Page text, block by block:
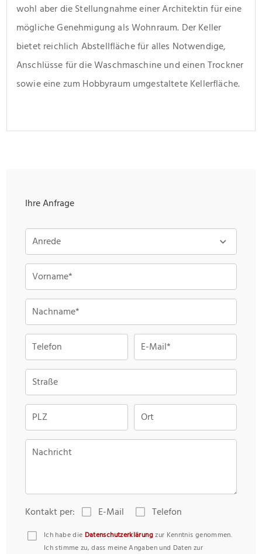
wohl aber die Stellungnahme einer Architektin für eine
mögliche Genehmigung als Wohnraum. Der Keller
bietet reichlich Abstellfläche für alles Notwendige,
Anschlüsse für die Waschmaschine und einen Trockner
sowie eine zum Hobbyraum umgestaltete Kellerfläche.
Ihre Anfrage
Anrede
Vorname*
Nachname*
Telefon E-Mail*
Straße
PLZ Ort
Nachricht
Kontakt per: E-Mail Telefon
Ich habe die Datenschutzerklärungzur Kenntnis genommen.
Ich stimme zu, dass meine Angaben und Daten zur